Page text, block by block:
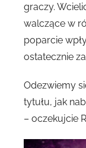
graczy.
walczące w
poparcie
ostatecznie
Odezwiemy
tytułu, jak
– oczekujcie